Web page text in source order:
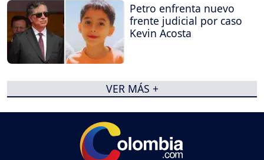
Petro enfrenta nuevo
frente judicial por caso
Kevin Acosta
VER MÁS +